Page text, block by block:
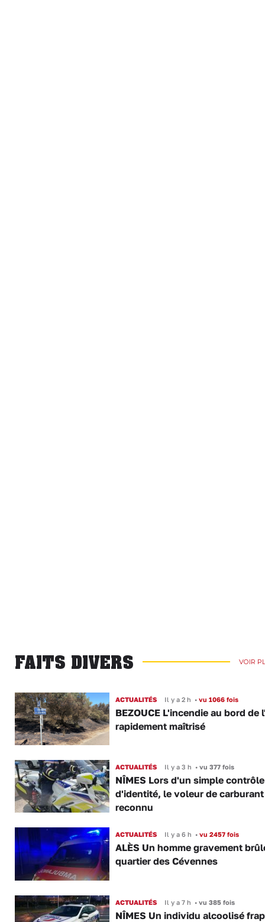
FAITS DIVERS VOIR
ACTUALITÉS Il y a 2 h •vu 1066 fois
BEZOUCE L'incendie au bord de
rapidement maîtrisé
ACTUALITÉS Il y a 3 h •vu 377 fois
NÎMES Lors d'un simple contrôle
d'identité, le voleur de
reconnu
ACTUALITÉS Il y a 6 h •vu 2457 fois
ALÈS Un homme gravement
quartier des Cévennes
ACTUALITÉS Il y a 7 h •vu 385 fois
NÎMES Un individu alcoolisé